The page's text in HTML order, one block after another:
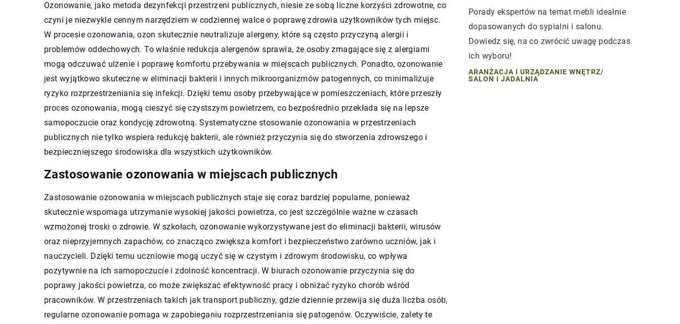
Ozonowanie, jako metoda dezynfekcji przestrzeni publicznych, niesie ze sobą liczne korzyści zdrowotne, co
czyni je niezwykle cennym narzędziem w codziennej walce o poprawę zdrowia użytkowników tych miejsc.
W procesie ozonowania, ozon skutecznie neutralizuje alergeny, które są często przyczyną alergii i
problemów oddechowych. To właśnie redukcja alergenów sprawia, że osoby zmagające się z alergiami
mogą odczuwać ulżenie i poprawę komfortu przebywania w miejscach publicznych. Ponadto, ozonowanie
jest wyjątkowo skuteczne w eliminacji bakterii i innych mikroorganizmów patogennych, co minimalizuje
ryzyko rozprzestrzeniania się infekcji. Dzięki temu osoby przebywające w pomieszczeniach, które przeszły
proces ozonowania, mogą cieszyć się czystszym powietrzem, co bezpośrednio przekłada się na lepsze
samopoczucie oraz kondycję zdrowotną. Systematyczne stosowanie ozonowania w przestrzeniach
publicznych nie tylko wspiera redukcję bakterii, ale również przyczynia się do stworzenia zdrowszego i
bezpieczniejszego środowiska dla wszystkich użytkowników.
Zastosowanie ozonowania w miejscach publicznych
Zastosowanie ozonowania w miejscach publicznych staje się coraz bardziej popularne, ponieważ
skutecznie wspomaga utrzymanie wysokiej jakości powietrza, co jest szczególnie ważne w czasach
wzmożonej troski o zdrowie. W szkołach, ozonowanie wykorzystywane jest do eliminacji bakterii, wirusów
oraz nieprzyjemnych zapachów, co znacząco zwiększa komfort i bezpieczeństwo zarówno uczniów, jak i
nauczycieli. Dzięki temu uczniowie mogą uczyć się w czystym i zdrowym środowisku, co wpływa
pozytywnie na ich samopoczucie i zdolność koncentracji. W biurach ozonowanie przyczynia się do
poprawy jakości powietrza, co może zwiększać efektywność pracy i obniżać ryzyko chorób wśród
pracowników. W przestrzeniach takich jak transport publiczny, gdzie dziennie przewija się duża liczba osób,
regularne ozonowanie pomaga w zapobieganiu rozprzestrzeniania się patogenów. Oczywiście, zalety te
Porady ekspertów na temat mebli idealnie
dopasowanych do sypialni i salonu.
Dowiedz się, na co zwrócić uwagę podczas
ich wyboru!
ARANŻACJA I URZĄDZANIE WNĘTRZ/
SALON I JADALNIA